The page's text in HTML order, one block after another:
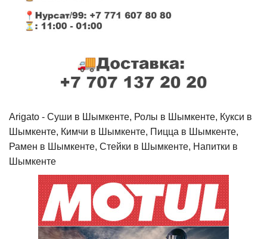
Arigato - Cуши в Шымкенте, Ролы в Шымкенте, Кукси в
Шымкенте, Кимчи в Шымкенте, Пицца в Шымкенте,
Рамен в Шымкенте, Стейки в Шымкенте, Напитки в
Шымкенте